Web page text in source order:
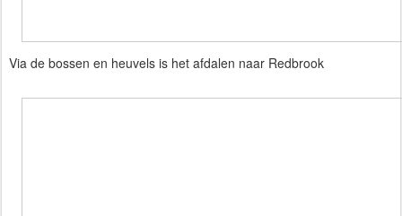
Via de bossen en heuvels is het afdalen naar Redbrook